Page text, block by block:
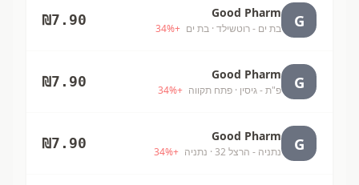
G
Good Pharm
בת ים - רוטשילד · בת ים +
34%
₪7.90
G
Good Pharm
פ"ת - גיסין · פתח תקווה +
34%
₪7.90
G
Good Pharm
נתניה - הרצל 32 · נתניה +
34%
₪7.90